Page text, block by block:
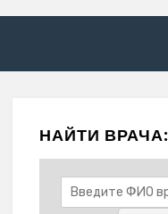
НАЙТИ ВРАЧА: